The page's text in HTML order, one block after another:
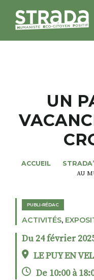
MAGAZINES
NOS THÈMES
ROSÉE DE MAI
UN
ACCUEIL
AU
PUBLI-RÉDAC
ACTIVITÉS,
Du 24 février
LE PUY EN
De 10:00 à